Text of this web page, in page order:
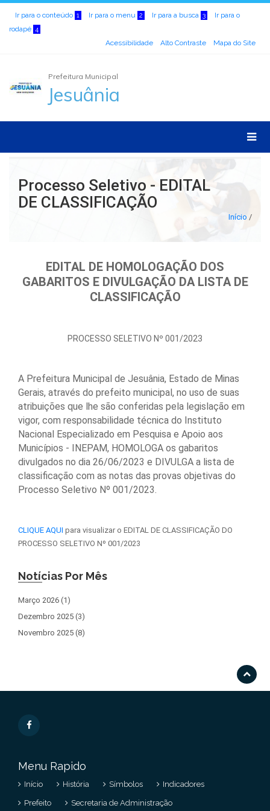
Ir para o conteúdo 1 Ir para o menu 2 Ir para a busca 3
Ir para o
rodapé 4
Acessibilidade Alto Contraste Mapa do Site
Prefeitura Municipal
Jesuânia
Processo Seletivo - EDITAL
DE CLASSIFICAÇÃO
Início /
EDITAL DE HOMOLOGAÇÃO DOS
GABARITOS E DIVULGAÇÃO DA LISTA DE
CLASSIFICAÇÃO
PROCESSO SELETIVO Nº 001/2023
A Prefeitura Municipal de Jesuânia, Estado de Minas
Gerais, através do prefeito municipal, no uso de suas
atribuições que lhe são conferidas pela legislação em
vigor, com responsabilidade técnica do Instituto
Nacional Especializado em Pesquisa e Apoio aos
Municípios - INEPAM, HOMOLOGA os gabaritos
divulgados no dia 26/06/2023 e DIVULGA a lista de
classificação com as notas das provas objetivas do
Processo Seletivo Nº 001/2023.
CLIQUE AQUI para visualizar o EDITAL DE CLASSIFICAÇÃO DO
PROCESSO SELETIVO Nº 001/2023
Notícias Por Mês
Março 2026 (1)
Dezembro 2025 (3)
Novembro 2025 (8)
Menu Rapido
Início História Símbolos Indicadores
Prefeito Secretaria de Administração